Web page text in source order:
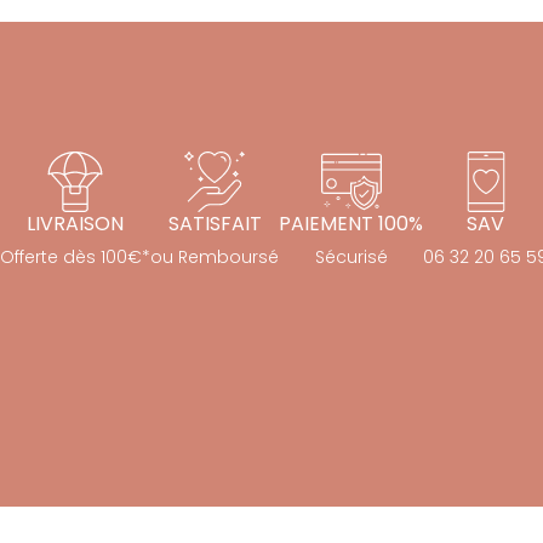
LIVRAISON
Offerte dès 100€*
SATISFAIT
ou Remboursé
PAIEMENT 100%
Sécurisé
SAV
06 32 20 65